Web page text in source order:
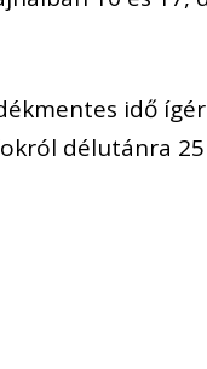
idő
délutánra